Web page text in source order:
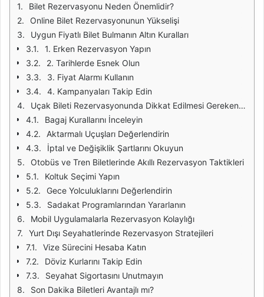
Bilet Rezervasyonu Neden Önemlidir?
Online Bilet Rezervasyonunun Yükselişi
Uygun Fiyatlı Bilet Bulmanın Altın Kuralları
1. Erken Rezervasyon Yapın
2. Tarihlerde Esnek Olun
3. Fiyat Alarmı Kullanın
4. Kampanyaları Takip Edin
Uçak Bileti Rezervasyonunda Dikkat Edilmesi Gerekenler
Bagaj Kurallarını İnceleyin
Aktarmalı Uçuşları Değerlendirin
İptal ve Değişiklik Şartlarını Okuyun
Otobüs ve Tren Biletlerinde Akıllı Rezervasyon Taktikleri
Koltuk Seçimi Yapın
Gece Yolculuklarını Değerlendirin
Sadakat Programlarından Yararlanın
Mobil Uygulamalarla Rezervasyon Kolaylığı
Yurt Dışı Seyahatlerinde Rezervasyon Stratejileri
Vize Sürecini Hesaba Katın
Döviz Kurlarını Takip Edin
Seyahat Sigortasını Unutmayın
Son Dakika Biletleri Avantajlı mı?